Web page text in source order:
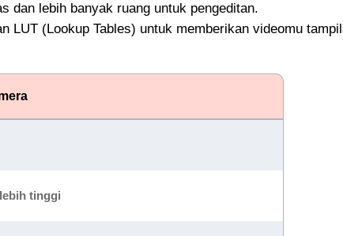
dan lebih banyak ruang untuk pengeditan.
LUT (Lookup Tables) untuk memberikan videomu
tinggi